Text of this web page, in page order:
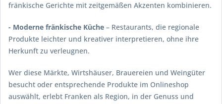
fränkische Gerichte mit zeitgemäßen Akzenten kombinieren.
- Moderne fränkische Küche – Restaurants, die regionale
Produkte leichter und kreativer interpretieren, ohne ihre
Herkunft zu verleugnen.
Wer diese Märkte, Wirtshäuser, Brauereien und Weingüter
besucht oder entsprechende Produkte im Onlineshop
auswählt, erlebt Franken als Region, in der Genuss und